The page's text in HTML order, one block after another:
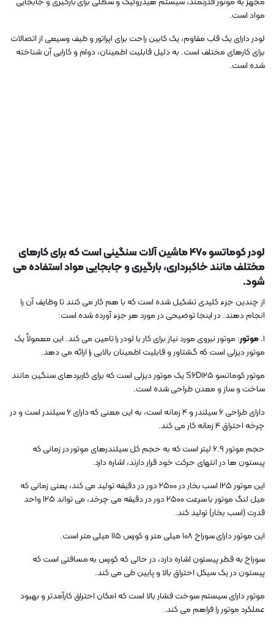
مواد است.
لودر دارای یک قاب مقاوم، یک کابین راحت برای اپراتور و طیف وسیعی از اتصالات
برای کارهای مختلف است. به دلیل قابلیت اطمینان، دوام و کارایی آن شناخته
شده است.
لودر کوماتسو 470 ماشین آلات سنگینی است که برای کارهای
مختلف مانند خاکبرداری، بارگیری و جابجایی مواد استفاده می
شود.
از چندین جزء کلیدی تشکیل شده است که با هم کار می کنند تا وظایف آن را
انجام دهند. در اینجا توضیحی در مورد هر جزء آورده شده است:
1. موتور: موتور نیروی مورد نیاز برای کار با لودر را تامین می کند. این معمولاً یک
موتور دیزلی است که گشتاور و قابلیت اطمینان بالایی را ارائه می دهد.
موتور کوماتسو S6D125 یک موتور دیزلی است که برای کاربردهای سنگین مانند
ساخت و ساز و معدن طراحی شده است.
دارای طراحی 6 سیلندر و 4 زمانه است، به این معنی که دارای 6 سیلندر است و در
چرخه احتراق 4 زمانه کار می کند.
حجم موتور 6.9 لیتر است که به حجم کل سیلندرهای موتور در زمانی که
پیستون ها در انتهای حرکت خود قرار دارند، اشاره دارد.
این موتور 125 اسب بخار در 2500 دور در دقیقه تولید می کند، یعنی زمانی که
میل لنگ موتور با سرعت 2500 دور در دقیقه می چرخد، می تواند 125 واحد
قدرت (اسب بخار) تولید کند.
این موتور دارای سوراخ 108 میلی متر و کورس 115 میلی متر است.
سوراخ به قطر پیستون اشاره دارد، در حالی که کورس به مسافتی است که
پیستون در یک سیکل احتراق بالا و پایین طی می کند.
موتور دارای سیستم سوخت فشار بالا است که امکان احتراق کارآمدتر و بهبود
عملکرد موتور را فراهم می کند.